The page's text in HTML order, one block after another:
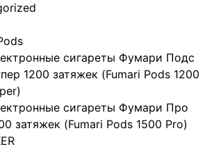
сигареты Фумари Подс
1200 затяжек (Fumari Pods 1200
сигареты Фумари Про
затяжек (Fumari Pods 1500 Pro)